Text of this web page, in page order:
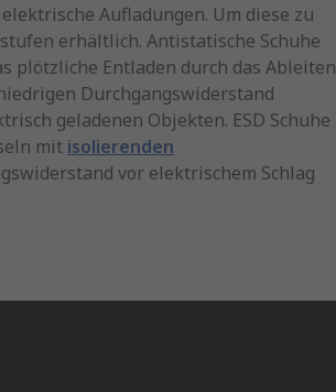
Aufladungen. Um diese zu
erhältlich. Antistatische Schuhe
plötzliche Entladen durch das Ableiten
Durchgangswiderstand
geladenen Objekten. ESD Schuhe
mit isolierenden
vor elektrischem Schlag